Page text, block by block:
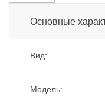
Основные
Вид:
Модель: